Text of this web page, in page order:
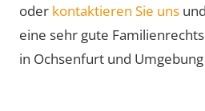
oder kontaktieren Sie uns
eine sehr gute
in Ochsenfurt und